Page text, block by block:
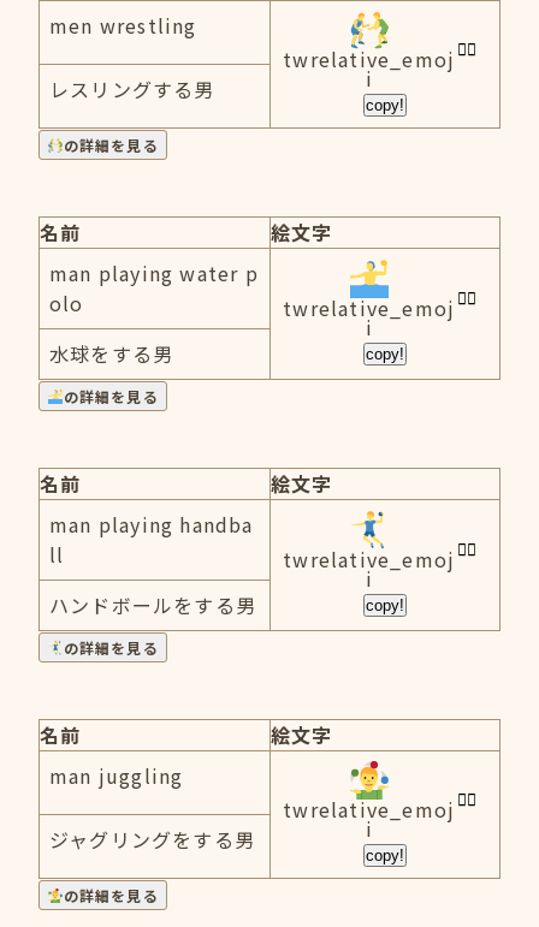
men wrestling
twrelative_emoj
i
copy!
レスリングする男
の詳細を見る
名前
絵文字
man playing water p
olo
twrelative_emoj
i
copy!
水球をする男
の詳細を見る
名前
絵文字
man playing handba
ll
twrelative_emoj
i
copy!
ハンドボールをする男
の詳細を見る
名前
絵文字
man juggling
twrelative_emoj
i
copy!
ジャグリングをする男
の詳細を見る